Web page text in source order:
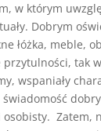
w którym
Dobrym
łóżka, meble,
przytulności, tak
wspaniały
Zatem,